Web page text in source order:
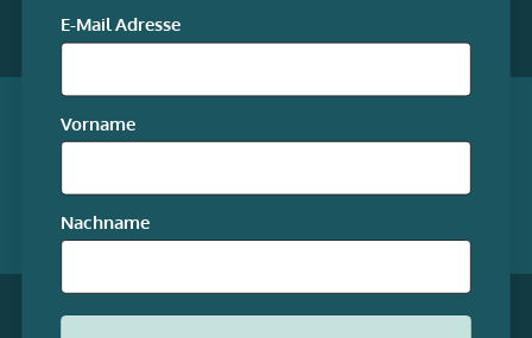
media
Facebook
Qualität garantiert
Unsere Online-Shops
* Alle Preise inkl. gesetzl. Mehrwertsteuer zzgl.
E-Mail Adresse
Vorname
Nachname